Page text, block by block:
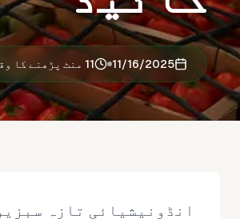
11/16/2025 11 منٹ پڑھنے کا وقت